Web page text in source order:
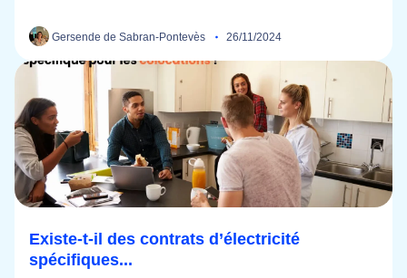
Gersende de Sabran-Pontevès 26/11/2024
Existe-t-il des contrats d’électricité
spécifiques...